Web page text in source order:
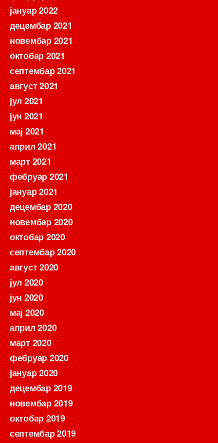
јануар 2022
децембар 2021
новембар 2021
октобар 2021
септембар 2021
август 2021
јул 2021
јун 2021
мај 2021
април 2021
март 2021
фебруар 2021
јануар 2021
децембар 2020
новембар 2020
октобар 2020
септембар 2020
август 2020
јул 2020
јун 2020
мај 2020
април 2020
март 2020
фебруар 2020
јануар 2020
децембар 2019
новембар 2019
октобар 2019
септембар 2019